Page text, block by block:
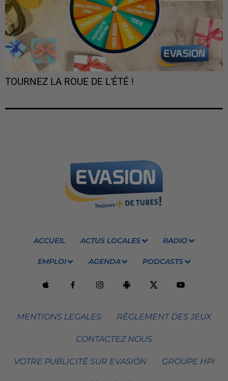
TOURNEZ LA ROUE DE L'ÉTÉ !
ACCUEIL ACTUS LOCALES RADIO
EMPLOI AGENDA PODCASTS
MENTIONS LEGALES RÈGLEMENT DES JEUX
CONTACTEZ NOUS
VOTRE PUBLICITÉ SUR EVASION GROUPE HPI